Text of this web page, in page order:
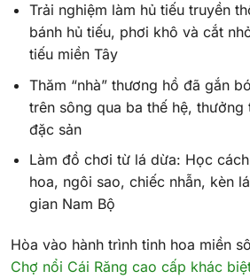
Trải nghiệm làm hủ tiếu truyền
bánh hủ tiếu, phơi khô và cắt
tiếu miền Tây
Thăm “nhà” thương hồ đã gắn
trên sông qua ba thế hệ,
đặc sản
Làm đồ chơi từ lá dừa: Học
hoa, ngôi sao, chiếc nhẫn, kèn
gian Nam Bộ
Hòa vào hành trình tinh hoa miền
Chợ nổi Cái Răng cao cấp khác